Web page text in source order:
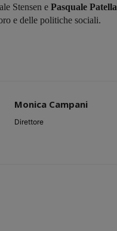
Stensen e Pasquale Patella
e delle politiche sociali.
Monica Campani
Direttore